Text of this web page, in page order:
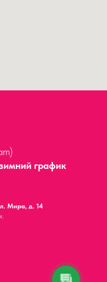
график
Мира, д. 14